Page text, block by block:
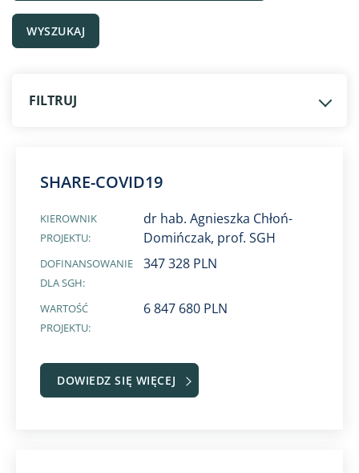
WYSZUKAJ
FILTRUJ
SHARE-COVID19
KIEROWNIK
PROJEKTU:
dr hab. Agnieszka Chłoń-
Domińczak, prof. SGH
DOFINANSOWANIE
DLA SGH:
347 328 PLN
WARTOŚĆ
PROJEKTU:
6 847 680 PLN
DOWIEDZ SIĘ WIĘCEJ